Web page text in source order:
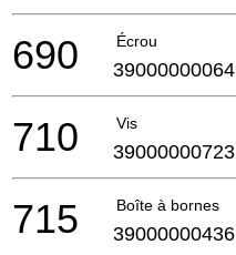
Écrou
690 39000000064
Vis
710 39000000723
Boîte à bornes
715 39000000436